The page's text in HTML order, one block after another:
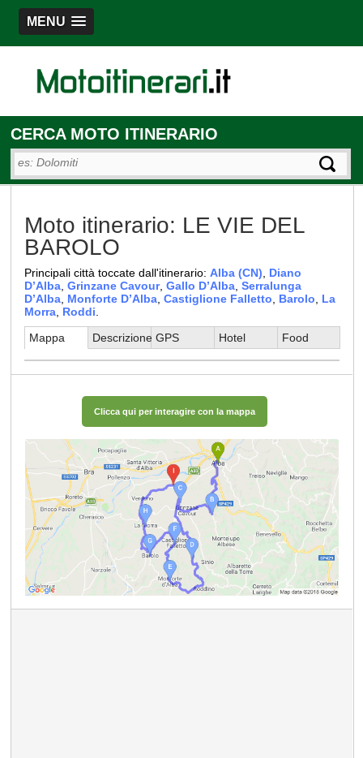
MENU
CERCA MOTO ITINERARIO
Moto itinerario: LE VIE DEL
BAROLO
Principali città toccate dall'itinerario:Alba (CN)
Diano
D’Alba ,Grinzane Cavour,Gallo D’Alba ,Serralunga
D’Alba Monforte D’Alba ,Castiglione Falletto Barolo
La
Morra Roddi
Mappa
Descrizione GPS Hotel Food
Clicca qui per interagire con la mappa